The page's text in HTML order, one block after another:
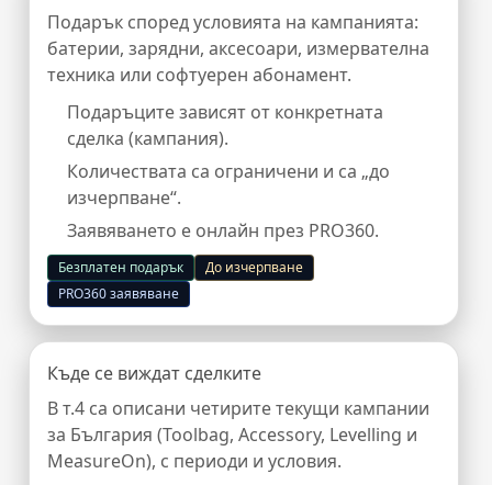
Подарък според условията на кампанията:
батерии, зарядни, аксесоари, измервателна
техника или софтуерен абонамент.
Подаръците зависят от конкретната
сделка (кампания).
Количествата са ограничени и са „до
изчерпване“.
Заявяването е онлайн през PRO360.
Безплатен подарък
До изчерпване
PRO360 заявяване
Къде се виждат сделките
В т.4 са описани четирите текущи кампании
за България (Toolbag, Accessory, Levelling и
MeasureOn), с периоди и условия.